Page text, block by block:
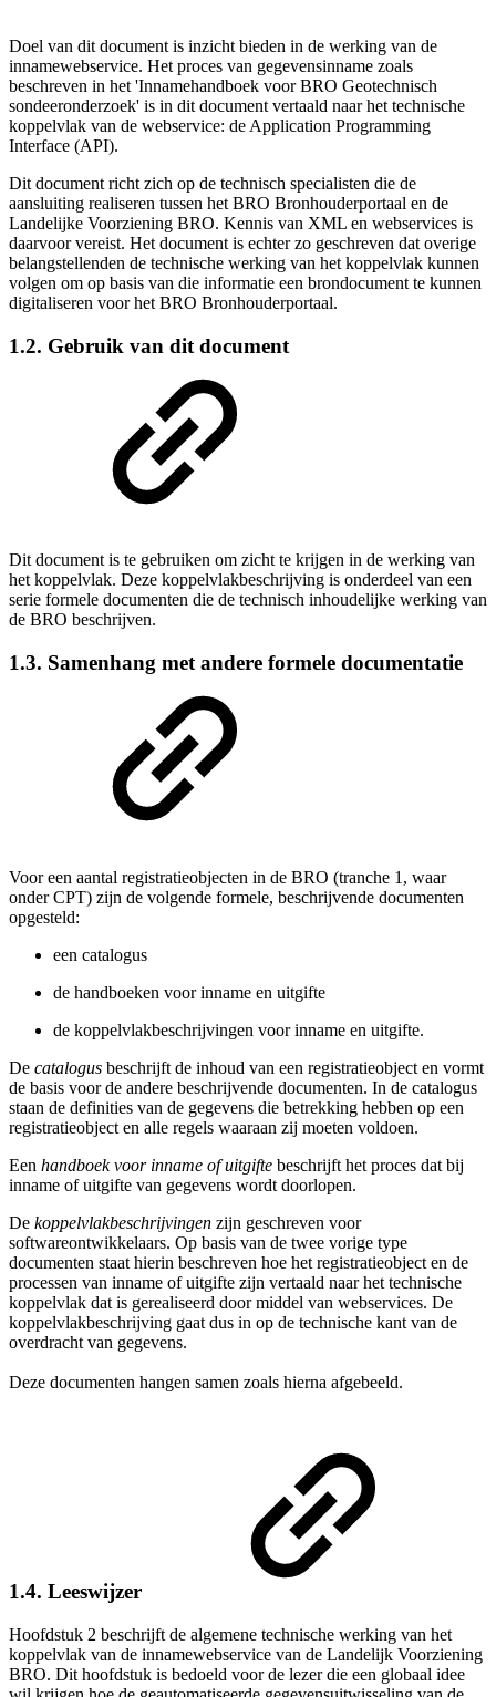
Doel van dit document is inzicht bieden in de werking van de
innamewebservice. Het proces van gegevensinname zoals
beschreven in het 'Innamehandboek voor BRO Geotechnisch
sondeeronderzoek' is in dit document vertaald naar het technische
koppelvlak van de webservice: de Application Programming
Interface (API).
Dit document richt zich op de technisch specialisten die de
aansluiting realiseren tussen het BRO Bronhouderportaal en de
Landelijke Voorziening BRO. Kennis van XML en webservices is
daarvoor vereist. Het document is echter zo geschreven dat overige
belangstellenden de technische werking van het koppelvlak kunnen
volgen om op basis van die informatie een brondocument te kunnen
digitaliseren voor het BRO Bronhouderportaal.
1.2. Gebruik van dit document
Dit document is te gebruiken om zicht te krijgen in de werking van
het koppelvlak. Deze koppelvlakbeschrijving is onderdeel van een
serie formele documenten die de technisch inhoudelijke werking van
de BRO beschrijven.
1.3. Samenhang met andere formele documentatie
Voor een aantal registratieobjecten in de BRO (tranche 1, waar
onder CPT) zijn de volgende formele, beschrijvende documenten
opgesteld:
een catalogus
de handboeken voor inname en uitgifte
de koppelvlakbeschrijvingen voor inname en uitgifte.
De catalogus beschrijft de inhoud van een registratieobject en vormt
de basis voor de andere beschrijvende documenten. In de catalogus
staan de definities van de gegevens die betrekking hebben op een
registratieobject en alle regels waaraan zij moeten voldoen.
Een handboek voor inname of uitgifte beschrijft het proces dat bij
inname of uitgifte van gegevens wordt doorlopen.
De koppelvlakbeschrijvingen zijn geschreven voor
softwareontwikkelaars. Op basis van de twee vorige type
documenten staat hierin beschreven hoe het registratieobject en de
processen van inname of uitgifte zijn vertaald naar het technische
koppelvlak dat is gerealiseerd door middel van webservices. De
koppelvlakbeschrijving gaat dus in op de technische kant van de
overdracht van gegevens.
Deze documenten hangen samen zoals hierna afgebeeld.
1.4. Leeswijzer
Hoofdstuk 2 beschrijft de algemene technische werking van het
koppelvlak van de innamewebservice van de Landelijk Voorziening
BRO. Dit hoofdstuk is bedoeld voor de lezer die een globaal idee